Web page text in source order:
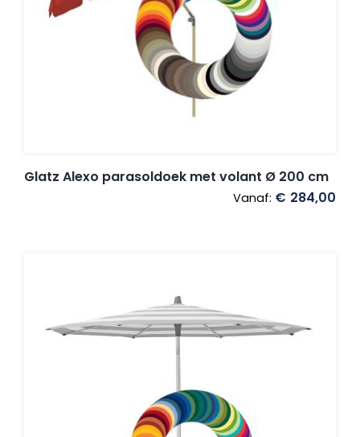
Umbrosa en Paraflex parasoldoeken
Glatz Alexo parasoldoek met volant Ø 200 cm
Vanaf: € 284,00